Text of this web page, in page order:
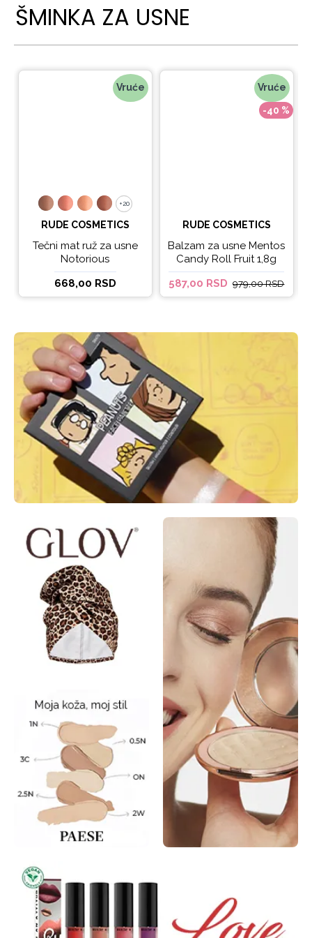
ŠMINKA ZA USNE
Vruće
+20
+20
RUDE COSMETICS
Tečni mat ruž za usne
Notorious
668,00 RSD
Vruće
-40 %
RUDE COSMETICS
Balzam za usne Mentos
Candy Roll Fruit 1,8g
587,00 RSD 979,00 RSD